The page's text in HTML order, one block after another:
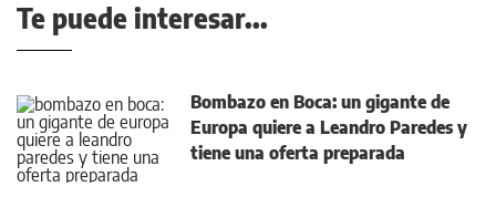
Te puede interesar...
Bombazo en Boca: un gigante de
Europa quiere a Leandro Paredes y
tiene una oferta preparada